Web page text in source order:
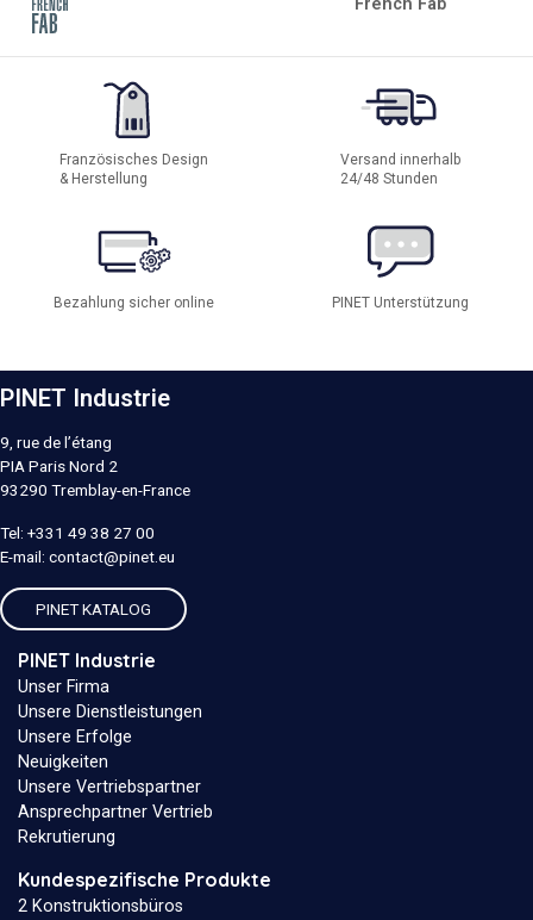
Französisches Design
& Herstellung
Versand innerhalb
24/48 Stunden
Bezahlung sicher online PINET Unterstützung
PINET Industrie
9, rue de l’étang
PIA Paris Nord 2
93290 Tremblay-en-France
Tel: +331 49 38 27 00
E-mail: contact@pinet.eu
PINET KATALOG
PINET Industrie
Unser Firma
Unsere Dienstleistungen
Unsere Erfolge
Neuigkeiten
Unsere Vertriebspartner
Ansprechpartner Vertrieb
Rekrutierung
Kundespezifische Produkte
2 Konstruktionsbüros